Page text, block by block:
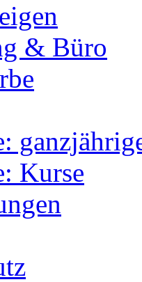
& Büro
Kurse